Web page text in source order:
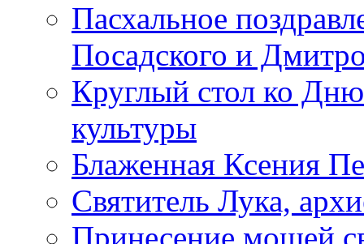
Пасхальное
Посадского и
Круглый стол ко
культуры
Блаженная Ксения
Святитель Лука,